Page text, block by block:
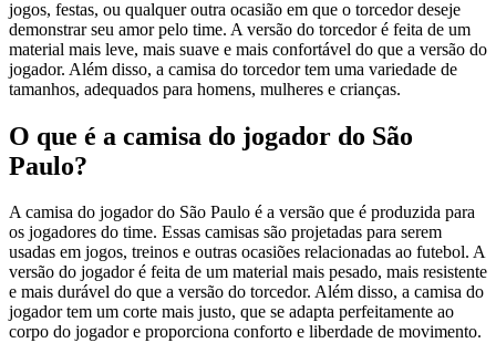
jogos, festas, ou qualquer outra ocasião em que o torcedor deseje
demonstrar seu amor pelo time. A versão do torcedor é feita de um
material mais leve, mais suave e mais confortável do que a versão do
jogador. Além disso, a camisa do torcedor tem uma variedade de
tamanhos, adequados para homens, mulheres e crianças.
O que é a camisa do jogador do São
Paulo?
A camisa do jogador do São Paulo é a versão que é produzida para
os jogadores do time. Essas camisas são projetadas para serem
usadas em jogos, treinos e outras ocasiões relacionadas ao futebol. A
versão do jogador é feita de um material mais pesado, mais resistente
e mais durável do que a versão do torcedor. Além disso, a camisa do
jogador tem um corte mais justo, que se adapta perfeitamente ao
corpo do jogador e proporciona conforto e liberdade de movimento.